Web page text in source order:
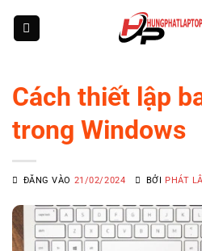
Cách thiết lập
trong Windows
ĐĂNG VÀO 21/02/2024 BỞI PHÁT